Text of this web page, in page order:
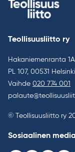
Teollisuusliitto ry
Hakaniemenranta 1A
PL 107, 00531 Helsinki
Vaihde 020 774 001
© Teollisuusliitto ry
Sosiaalinen media